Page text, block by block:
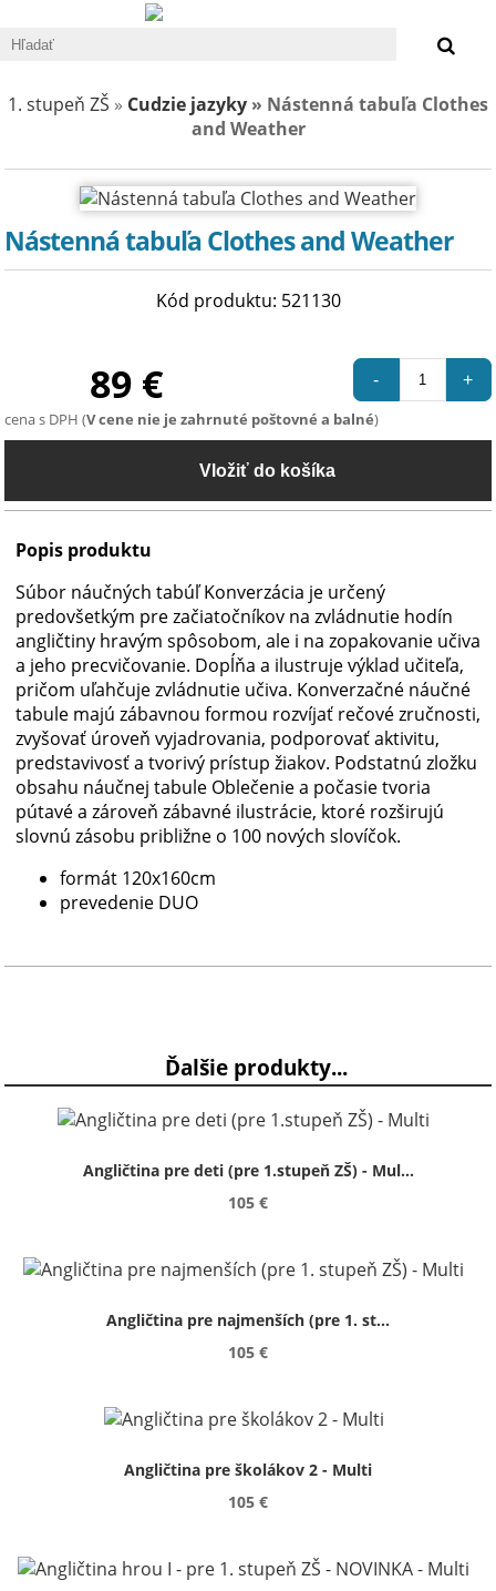
1. stupeň ZŠ » Cudzie jazyky » Nástenná tabuľa Clothes
and Weather
Nástenná tabuľa Clothes and Weather
Kód produktu: 521130
89 € +
-
cena s DPH (V cene nie je zahrnuté poštovné a balné)
Popis produktu
Súbor náučných tabúľ Konverzácia je určený
predovšetkým pre začiatočníkov na zvládnutie hodín
angličtiny hravým spôsobom, ale i na zopakovanie učiva
a jeho precvičovanie. Dopĺňa a ilustruje výklad učiteľa,
pričom uľahčuje zvládnutie učiva. Konverzačné náučné
tabule majú zábavnou formou rozvíjať rečové zručnosti,
zvyšovať úroveň vyjadrovania, podporovať aktivitu,
predstavivosť a tvorivý prístup žiakov. Podstatnú zložku
obsahu náučnej tabule Oblečenie a počasie tvoria
pútavé a zároveň zábavné ilustrácie, ktoré rozširujú
slovnú zásobu približne o 100 nových slovíčok.
formát 120x160cm
prevedenie DUO
Ďalšie produkty...
Angličtina pre deti (pre 1.stupeň ZŠ) - Mul...
105 €
Angličtina pre najmenších (pre 1. st...
105 €
Angličtina pre školákov 2 - Multi
105 €